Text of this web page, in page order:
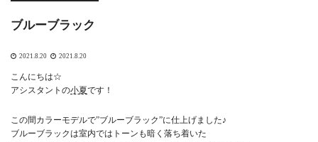
ブルーブラック
2021.8.20 2021.8.20
こんにちは☆
アシスタントの小夏です！
この間カラーモデルで”ブルーブラック”に仕上げました♪
ブルーブラックは室内ではトーンも暗く落ち着いた